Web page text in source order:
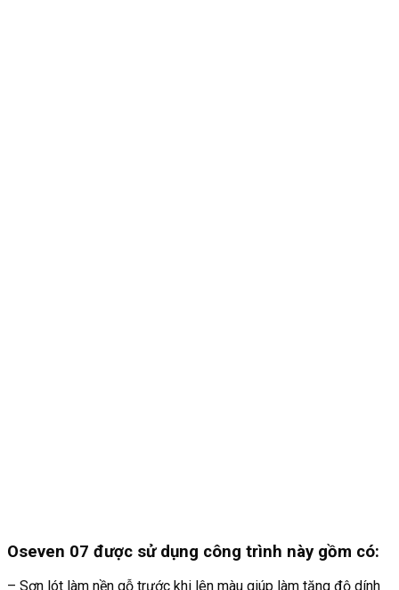
Oseven 07 được sử dụng công trình này gồm có:
– Sơn lót làm nền gỗ trước khi lên màu giúp làm tăng độ dính